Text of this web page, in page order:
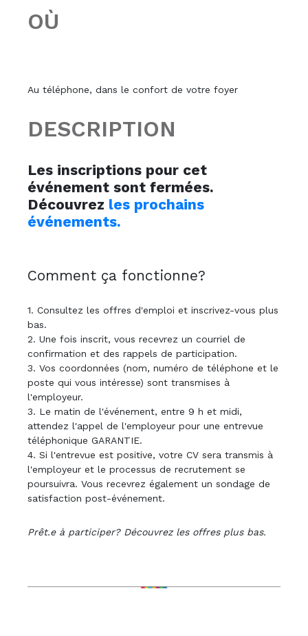
OÙ
Au téléphone, dans le confort de votre foyer
DESCRIPTION
Les inscriptions pour cet
événement sont fermées.
Découvrez les prochains
événements.
Comment ça fonctionne?
1. Consultez les offres d'emploi et inscrivez-vous plus
bas.
2. Une fois inscrit, vous recevrez un courriel de
confirmation et des rappels de participation.
3. Vos coordonnées (nom, numéro de téléphone et le
poste qui vous intéresse) sont transmises à
l'employeur.
3. Le matin de l'événement, entre 9 h et midi,
attendez l'appel de l'employeur pour une entrevue
téléphonique GARANTIE.
4. Si l'entrevue est positive, votre CV sera transmis à
l'employeur et le processus de recrutement se
poursuivra. Vous recevrez également un sondage de
satisfaction post-événement.
Prêt.e à participer? Découvrez les offres plus bas.